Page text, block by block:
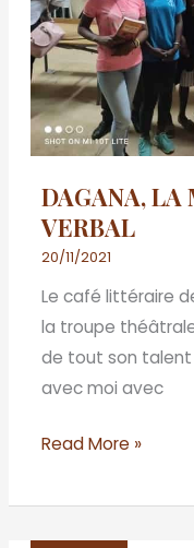
DAGANA, LA
VERBAL
20/11/2021
Le café littéraire
la troupe
de tout son talent
avec moi avec
VERBAL
Read More »